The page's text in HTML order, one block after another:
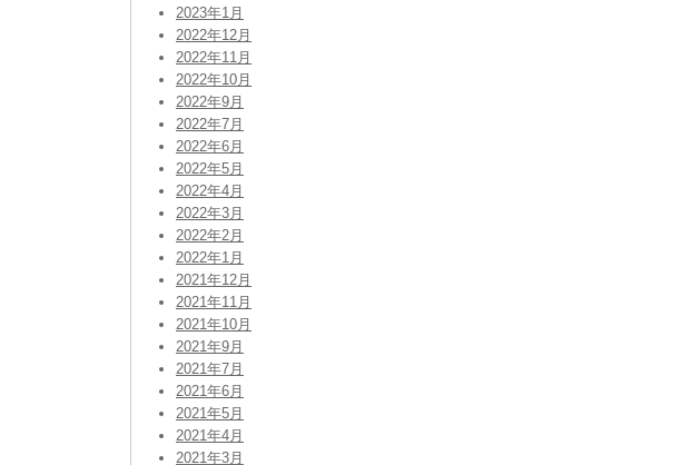
2023年1月
2022年12月
2022年11月
2022年10月
2022年9月
2022年7月
2022年6月
2022年5月
2022年4月
2022年3月
2022年2月
2022年1月
2021年12月
2021年11月
2021年10月
2021年9月
2021年7月
2021年6月
2021年5月
2021年4月
2021年3月